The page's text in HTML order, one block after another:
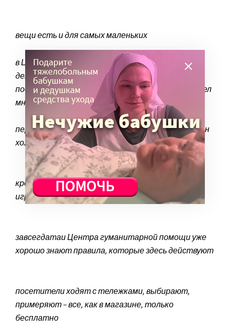
вещи есть и для самых маленьких
в Центр приезжают с
детьми. Среди
постоянных «клиентов» –
многодетные мамы
пока мама выбирает
одежду для младших
детей, Мухаммед нашел
себе плюшевого зайца
перед входом в зал самообслуживания оборудован
холл, где люди ожидают своей очереди
кроме одежды, в Центре можно найти посуду,
игрушки, книги
завсегдатаи Центра гуманитарной помощи уже
хорошо знают правила, которые здесь действуют
посетители ходят с тележками, выбирают,
примеряют – все, как в магазине, только
бесплатно